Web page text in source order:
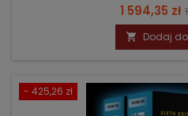
Cena
1 594,35 zł
 Dodaj
- 425,26 zł